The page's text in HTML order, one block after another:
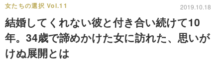
女たちの選択 Vol.11 2019.10.18
結婚してくれない彼と付き合い続けて10
年。34歳で諦めかけた女に訪れた、思いが
けぬ展開とは